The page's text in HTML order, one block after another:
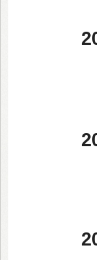
Edital
Edital